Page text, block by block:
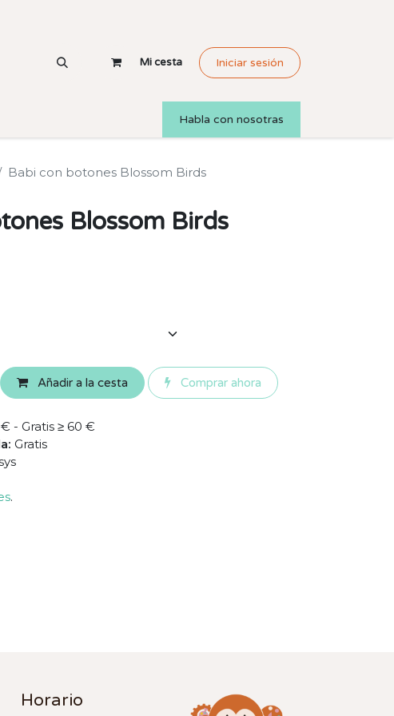
Mi cesta Iniciar sesión
Habla con nosotras
Babi con botones Blossom Birds
Blossom Birds
Añadir a la cesta Comprar ahora
- Gratis ≥ 60 €
Gratis
.
Horario